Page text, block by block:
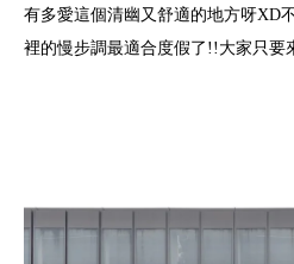
有多愛這個清幽又舒適的地方呀XD
裡的慢步調最適合度假了!!大家只要